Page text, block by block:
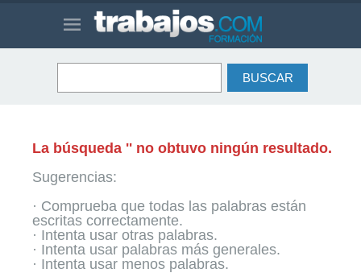
La búsqueda '' no obtuvo ningún resultado.
Sugerencias:
· Comprueba que todas las palabras están
escritas correctamente.
· Intenta usar otras palabras.
· Intenta usar palabras más generales.
· Intenta usar menos palabras.